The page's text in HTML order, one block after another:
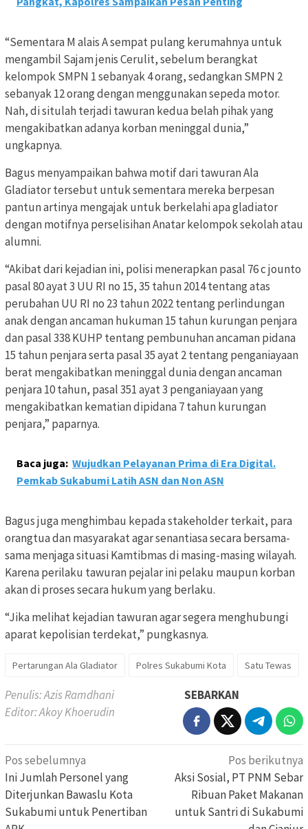
“Sementara M alais A sempat pulang kerumahnya untuk
mengambil Sajam jenis Cerulit, sebelum berangkat
kelompok SMPN 1 sebanyak 4 orang, sedangkan SMPN 2
sebanyak 12 orang dengan menggunakan sepeda motor.
Nah, di situlah terjadi tawuran kedua belah pihak yang
mengakibatkan adanya korban meninggal dunia,”
ungkapnya.
Bagus menyampaikan bahwa motif dari tawuran Ala
Gladiator tersebut untuk sementara mereka berpesan
pantun artinya mengajak untuk berkelahi apa gladiator
dengan motifnya perselisihan Anatar kelompok sekolah atau
alumni.
“Akibat dari kejadian ini, polisi menerapkan pasal 76 c jounto
pasal 80 ayat 3 UU RI no 15, 35 tahun 2014 tentang atas
perubahan UU RI no 23 tahun 2022 tentang perlindungan
anak dengan ancaman hukuman 15 tahun kurungan penjara
dan pasal 338 KUHP tentang pembunuhan ancaman pidana
15 tahun penjara serta pasal 35 ayat 2 tentang penganiayaan
berat mengakibatkan meninggal dunia dengan ancaman
penjara 10 tahun, pasal 351 ayat 3 penganiayaan yang
mengakibatkan kematian dipidana 7 tahun kurungan
penjara,” paparnya.
Baca juga: Wujudkan Pelayanan Prima di Era Digital.
Pemkab Sukabumi Latih ASN dan Non ASN
Bagus juga menghimbau kepada stakeholder terkait, para
orangtua dan masyarakat agar senantiasa secara bersama-
sama menjaga situasi Kamtibmas di masing-masing wilayah.
Karena perilaku tawuran pejalar ini pelaku maupun korban
akan di proses secara hukum yang berlaku.
“Jika melihat kejadian tawuran agar segera menghubungi
aparat kepolisian terdekat,” pungkasnya.
Pertarungan Ala Gladiator Polres Sukabumi Kota Satu Tewas
Penulis: Azis Ramdhani
Editor: Akoy Khoerudin
SEBARKAN
Navigasi
pos
Pos sebelumnya
Ini Jumlah Personel yang
Diterjunkan Bawaslu Kota
Sukabumi untuk Penertiban
Pos berikutnya
Aksi Sosial, PT PNM Sebar
Ribuan Paket Makanan
untuk Santri di Sukabumi